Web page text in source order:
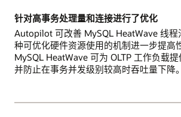
针对高事务处理量和连接进行了优化
Autopilot 可改善 MySQL HeatWave 线程
种可优化硬件资源使用的机制进一步提高
MySQL HeatWave 可为 OLTP 工作负载提
并防止在事务并发级别较高时吞吐量下降。